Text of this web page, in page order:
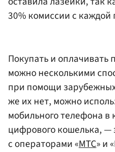
30% комиссии с каждой
Покупать и оплачивать
можно несколькими
при помощи
же их нет, можно
мобильного телефона в
цифрового кошелька, —
с операторами «МТС» и